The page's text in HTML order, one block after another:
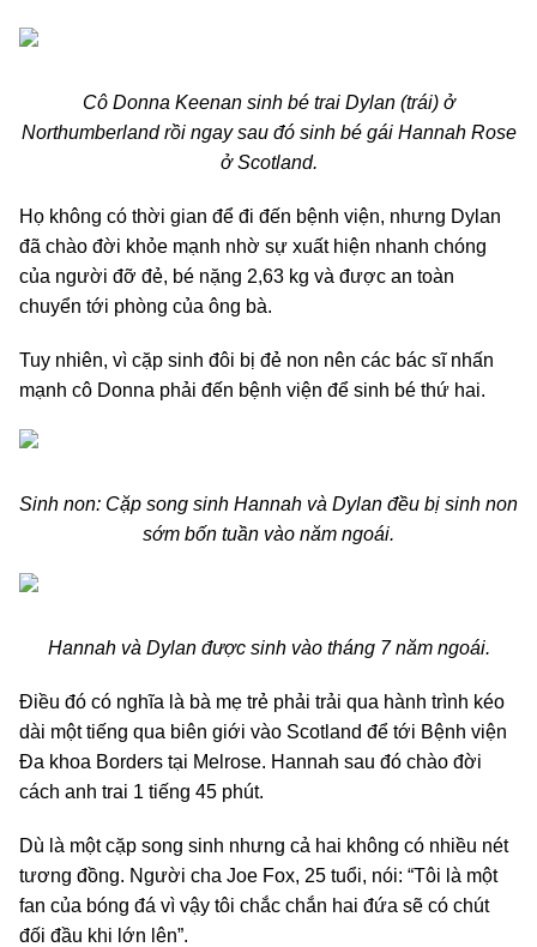
Cô Donna Keenan sinh bé trai Dylan (trái) ở
Northumberland rồi ngay sau đó sinh bé gái Hannah Rose
ở Scotland.
Họ không có thời gian để đi đến bệnh viện, nhưng Dylan
đã chào đời khỏe mạnh nhờ sự xuất hiện nhanh chóng
của người đỡ đẻ, bé nặng 2,63 kg và được an toàn
chuyển tới phòng của ông bà.
Tuy nhiên, vì cặp sinh đôi bị đẻ non nên các bác sĩ nhấn
mạnh cô Donna phải đến bệnh viện để sinh bé thứ hai.
Sinh non: Cặp song sinh Hannah và Dylan đều bị sinh non
sớm bốn tuần vào năm ngoái.
Hannah và Dylan được sinh vào tháng 7 năm ngoái.
Điều đó có nghĩa là bà mẹ trẻ phải trải qua hành trình kéo
dài một tiếng qua biên giới vào Scotland để tới Bệnh viện
Đa khoa Borders tại Melrose. Hannah sau đó chào đời
cách anh trai 1 tiếng 45 phút.
Dù là một cặp song sinh nhưng cả hai không có nhiều nét
tương đồng. Người cha Joe Fox, 25 tuổi, nói: “Tôi là một
fan của bóng đá vì vậy tôi chắc chắn hai đứa sẽ có chút
đối đầu khi lớn lên”.